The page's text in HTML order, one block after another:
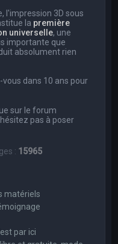
l'impression 3D sous
la première
universelle, une
importante que
absolument rien
dans 10 ans pour
sur le forum
pas à poser
: 15965
matériels
par ici